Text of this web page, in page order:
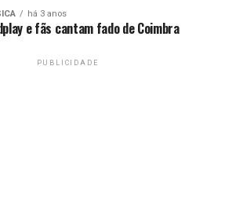
há 3 anos
e fãs cantam fado de Coimbra
PUBLICIDADE